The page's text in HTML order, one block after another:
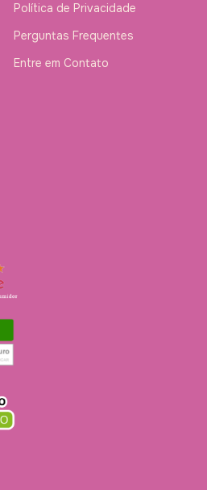
Política de Privacidade
Perguntas Frequentes
Entre em Contato